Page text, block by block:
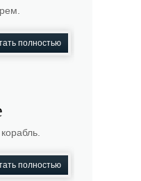
полностью
полностью